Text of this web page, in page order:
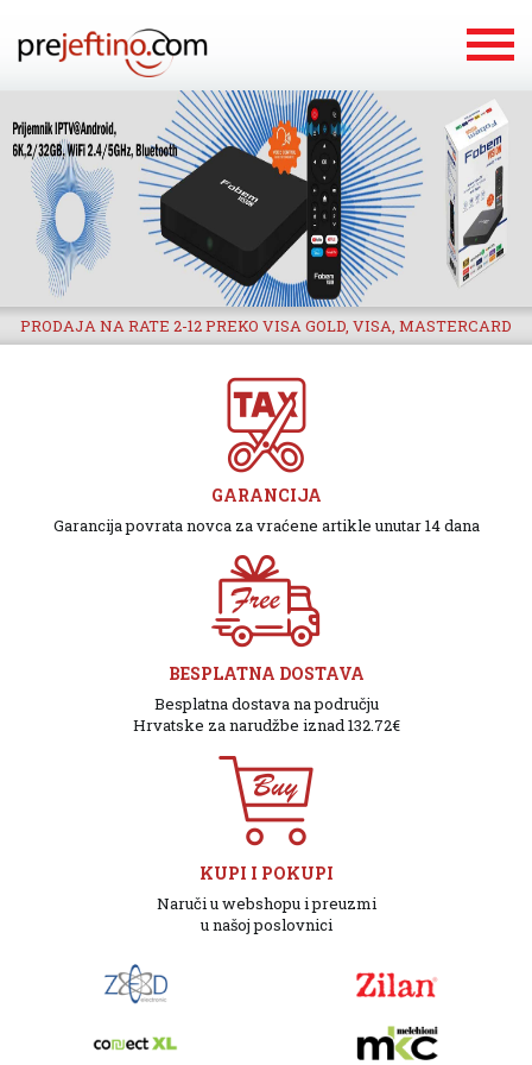
PRODAJA NA RATE 2-12 PREKO VISA GOLD, VISA, MASTERCARD
GARANCIJA
Garancija povrata novca za vraćene artikle unutar 14 dana
BESPLATNA DOSTAVA
Besplatna dostava na području
Hrvatske za narudžbe iznad 132.72€
KUPI I POKUPI
Naruči u webshopu i preuzmi
u našoj poslovnici